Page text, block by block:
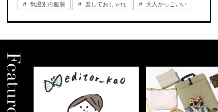
気温別の服装
楽しておしゃれ 大人かっこいい